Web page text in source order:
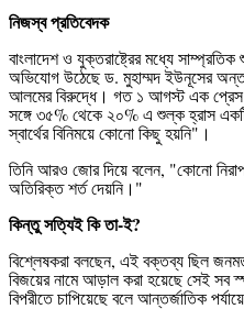
নিজস্ব প্রতিবেদক
বাংলাদেশ ও যুক্তরাষ্ট্রের মধ্যে
অভিযোগ উঠেছে ড. মুহাম্মদ ইউনূসের
আলমের বিরুদ্ধে। গত ১ আগস্ট এক প্রেস
সঙ্গে ৩৫% থেকে ২০% এ শুল্ক হ্রাস
স্বার্থের বিনিময়ে কোনো কিছু হয়নি"।
তিনি আরও জোর দিয়ে বলেন, "কোনো
অতিরিক্ত শর্ত দেয়নি।"
কিন্তু সত্যিই কি তা-ই?
বিশ্লেষকরা বলছেন, এই বক্তব্য ছিল
বিজয়ের নামে আড়াল করা হয়েছে সেই সব
বিপরীতে চাপিয়েছে বলে আন্তর্জাতিক